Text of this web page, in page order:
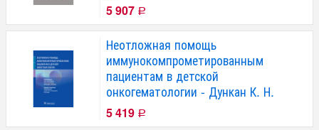
5 907 Р
Неотложная помощь
иммунокомпрометированным
пациентам в детской
онкогематологии - Дункан К. Н.
5 419 Р